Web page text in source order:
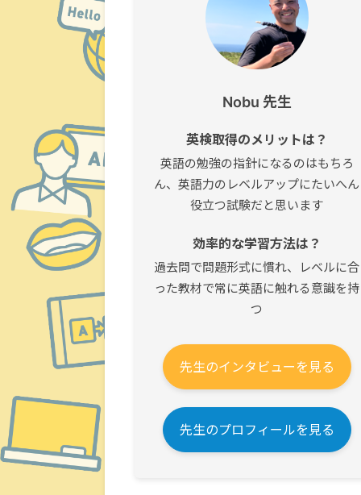
Nobu 先生
英検取得のメリットは？
英語の勉強の指針になるのはもちろ
ん、英語力のレベルアップにたいへん
役立つ試験だと思います
効率的な学習方法は？
過去問で問題形式に慣れ、レベルに合
った教材で常に英語に触れる意識を持
つ
先生のインタビューを見る
先生のプロフィールを見る